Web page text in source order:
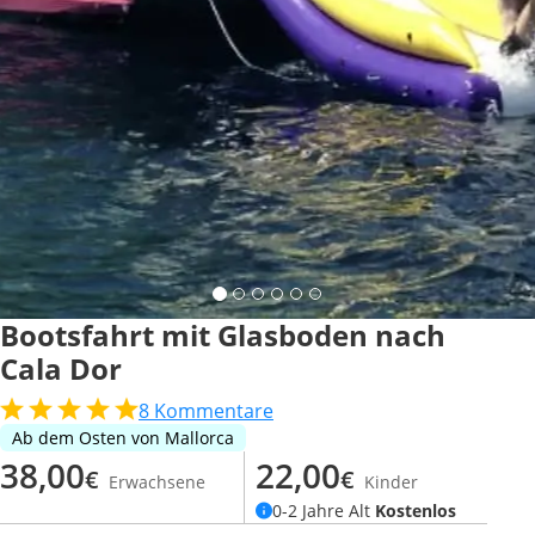
Bootsfahrt mit Glasboden nach
Cala Dor
8 Kommentare
Ab dem Osten von Mallorca
38,00€ Erwachsene 22,00€ Kinder
0-2 Jahre Alt Kostenlos